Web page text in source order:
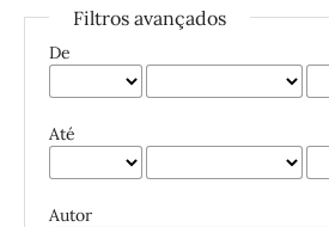
Filtros avançados
De
Até
Autor